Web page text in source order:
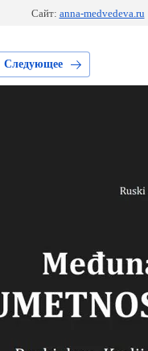
Сайт: anna-medvedeva.ru
Следующее